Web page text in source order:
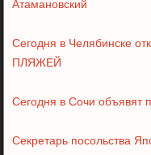
Атамановский
Сегодня в Челябинске
ПЛЯЖЕЙ
Сегодня в Сочи объявят
Секретарь посольства